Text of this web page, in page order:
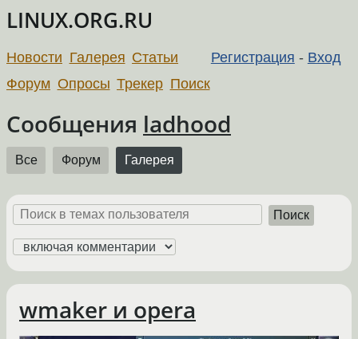
LINUX.ORG.RU
Регистрация - Вход
Новости Галерея Статьи
Форум Опросы Трекер Поиск
Сообщения ladhood
Все Форум Галерея
Поиск
wmaker и opera